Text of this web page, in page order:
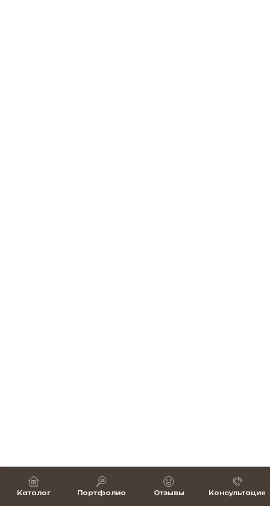
Каталог Портфолио Отзывы Консультация